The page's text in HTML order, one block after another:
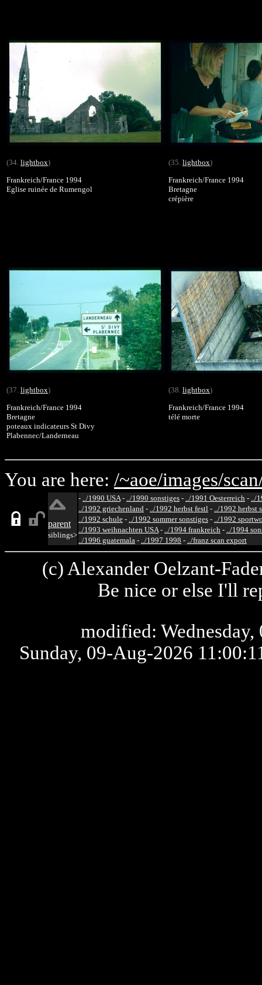
(34. lightbox)
Frankreich/France 1994
Eglise ruinée de Rumengol
(35. lightbox)
Frankreich/France 1994
Bretagne
crépière
(37. lightbox)
Frankreich/France 1994
Bretagne
poteaux indicateurs St Divy
Plabennec/Landerneau
(38. lightbox)
Frankreich/France 1994
télé morte
You are here: /~aoe/images/
parent
siblings>
- ../1990 USA- ../1990 sonstiges - ../1991 Oesterreich - ../
../1992 griechenland - ../1992 herbst festl - ../1992 herbst
../1992 schule - ../1992 sommer sonstiges - ../1992
../1993 weihnachten USA- ../1994 frankreich - ../1994
../1996 guatemala - ../1997 1998 - ../franz scan export
(c) Alexander Oelzant-
Be nice or else I'll
modified:
Sunday, 09-Aug-2026